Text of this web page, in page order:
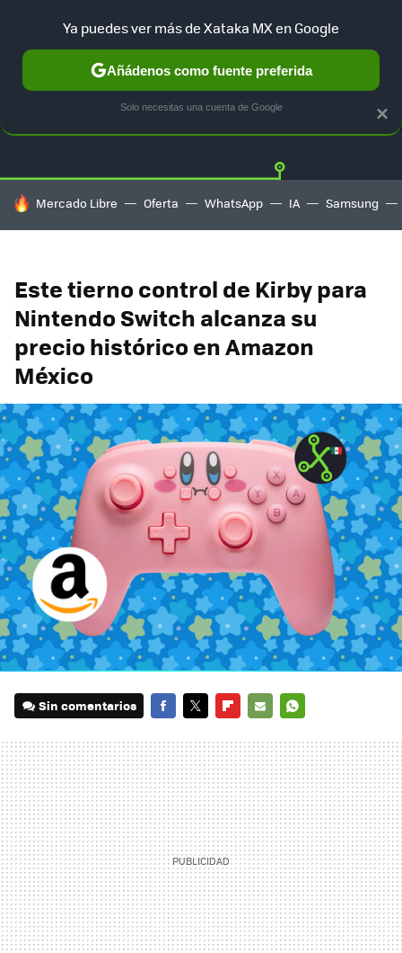
GUÍA DE COMPRAS MERCADO LIBRE
HOY SE HABLA DE
Mercado Libre Oferta WhatsApp IA Samsung
Este tierno control de Kirby para
Nintendo Switch alcanza su
precio histórico en Amazon
México
Sin comentarios
MAIL
×
Ya puedes ver más de Xataka MX en Google
Añádenos como fuente preferida
Solo necesitas una cuenta de Google